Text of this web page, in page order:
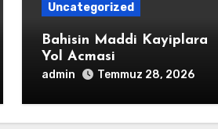
Uncategorized
Bahisin Maddi Kayiplara
Yol Acmasi
admin Temmuz 28, 2026